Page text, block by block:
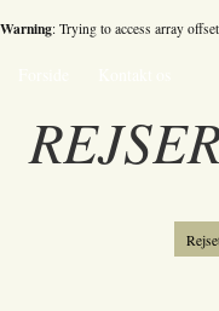
Warning: Trying to access array